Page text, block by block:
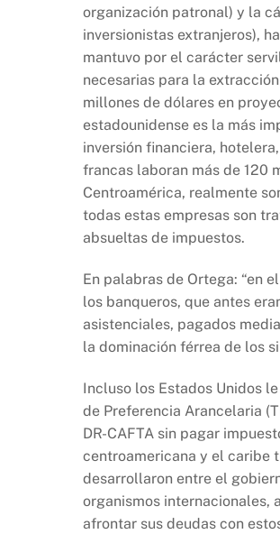
organización patronal) y la
inversionistas extranjeros),
mantuvo por el carácter
necesarias para la
millones de dólares en
estadounidense es la más
inversión financiera,
francas laboran más de 120
Centroamérica, realmente
todas estas empresas son
absueltas de impuestos.
En palabras de Ortega: “en
los banqueros, que antes
asistenciales, pagados
la dominación férrea de los
Incluso los Estados Unidos
de Preferencia Arancelaria
DR-CAFTA sin pagar
centroamericana y el caribe
desarrollaron entre el
organismos internacionales,
afrontar sus deudas con